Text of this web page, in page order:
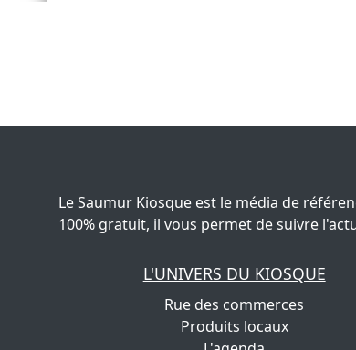
Le Saumur Kiosque est le média de
100% gratuit, il vous permet de suivre
L'UNIVERS DU KIOSQUE
Rue des commerces
Produits locaux